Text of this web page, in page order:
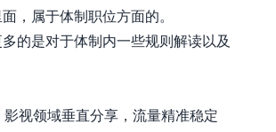
，属于体制职位方面的。
的是对于体制内一些规则解读以及
视领域垂直分享，流量精准稳定